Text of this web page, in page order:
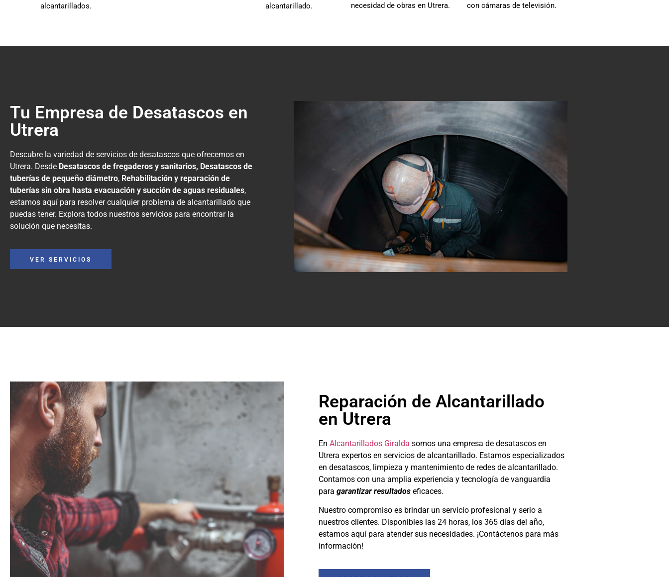
alcantarillados.
alcantarillado.
necesidad de obras en Utrera.
con cámaras de televisión.
Tu Empresa de Desatascos en
Utrera
Descubre la variedad de servicios de desatascos que ofrecemos en
Utrera. Desde Desatascos de fregaderos y sanitarios, Desatascos de
tuberías de pequeño diámetro, Rehabilitación y reparación de
tuberías sin obra hasta evacuación y succión de aguas residuales,
estamos aquí para resolver cualquier problema de alcantarillado que
puedas tener. Explora todos nuestros servicios para encontrar la
solución que necesitas.
VER SERVICIOS
Reparación de Alcantarillado
en Utrera
En Alcantarillados Giralda somos una empresa de desatascos en
Utrera expertos en servicios de alcantarillado. Estamos especializados
en desatascos, limpieza y mantenimiento de redes de alcantarillado.
Contamos con una amplia experiencia y tecnología de vanguardia
para garantizar resultados eficaces.
Nuestro compromiso es brindar un servicio profesional y serio a
nuestros clientes. Disponibles las 24 horas, los 365 días del año,
estamos aquí para atender sus necesidades. ¡Contáctenos para más
información!